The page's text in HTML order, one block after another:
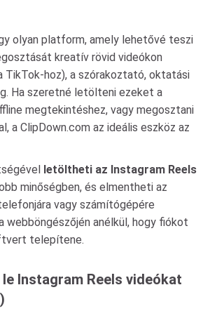
olyan platform, amely lehetővé teszi
kreatív rövid videókon
TikTok-hoz), a szórakoztató, oktatási
Ha szeretné letölteni ezeket a
megtekintéshez, vagy megosztani
a ClipDown.com az ideális eszköz az
letöltheti az Instagram Reels
minőségben, és elmentheti az
vagy számítógépére
webböngészőjén anélkül, hogy fiókot
telepítene.
Instagram Reels videókat